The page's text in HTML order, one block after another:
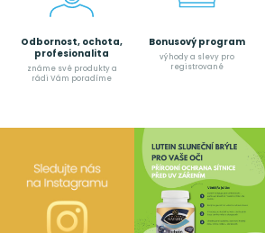
Odbornost, ochota,
profesionalita
známe své produkty a
rádi Vám poradíme
Bonusový program
výhody a slevy pro
registrované